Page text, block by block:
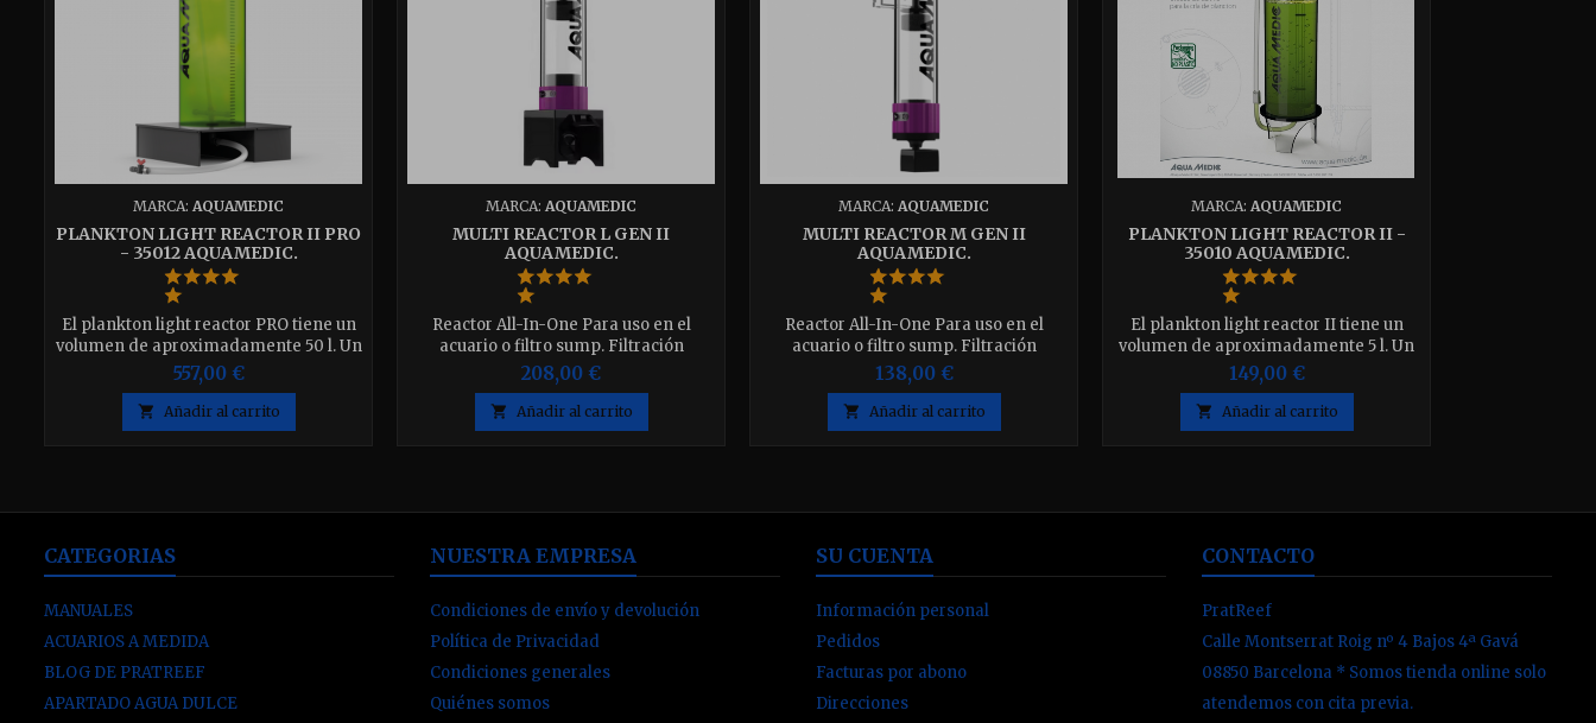
MARCA: AQUAMEDIC
PLANKTON LIGHT REACTOR II PRO
- 35012 AQUAMEDIC.
El plankton light reactor PRO tiene un
volumen de aproximadamente 50 l. Un
sistema sencillo para producir
plancton en la cadena alimentaria
natural.
557,00 €
 Añadir al carrito
MARCA: AQUAMEDIC
MULTI REACTOR L GEN II
AQUAMEDIC.
Reactor All-In-One Para uso en el
acuario o filtro sump. Filtración
altamente eficiente debido al alto flujo
de agua que atraviesa su medio de
filtración elegido. Flujo de agua
ajustable.
208,00 €
 Añadir al carrito
MARCA: AQUAMEDIC
MULTI REACTOR M GEN II
AQUAMEDIC.
Reactor All-In-One Para uso en el
acuario o filtro sump. Filtración
altamente eficiente debido al alto flujo
de agua que atraviesa su medio de
filtración elegido. Flujo de agua
ajustable.
138,00 €
 Añadir al carrito
MARCA: AQUAMEDIC
PLANKTON LIGHT REACTOR II -
35010 AQUAMEDIC.
El plankton light reactor II tiene un
volumen de aproximadamente 5 l. Un
sistema sencillo para producir
plancton en la cadena alimentaria
natural.
149,00 €
 Añadir al carrito
CATEGORIAS
MANUALES
ACUARIOS A MEDIDA
BLOG DE PRATREEF
APARTADO AGUA DULCE
NUESTRA EMPRESA
Condiciones de envío y devolución
Política de Privacidad
Condiciones generales
Quiénes somos
SU CUENTA
Información personal
Pedidos
Facturas por abono
Direcciones
CONTACTO
PratReef
Calle Montserrat Roig nº 4 Bajos 4ª Gavá
08850 Barcelona * Somos tienda online solo
atendemos con cita previa.